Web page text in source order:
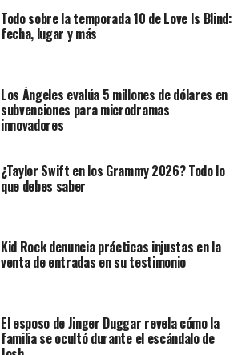
Todo sobre la temporada 10 de Love Is Blind:
fecha, lugar y más
Los Ángeles evalúa 5 millones de dólares en
subvenciones para microdramas
innovadores
¿Taylor Swift en los Grammy 2026? Todo lo
que debes saber
Kid Rock denuncia prácticas injustas en la
venta de entradas en su testimonio
El esposo de Jinger Duggar revela cómo la
familia se ocultó durante el escándalo de